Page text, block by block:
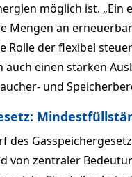
möglich ist. „Ein
Mengen an
Rolle der flexibel
auch einen starken
und
des
von zentraler